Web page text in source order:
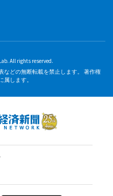
All rights reserved.
などの無断転載を禁止します。 著作権
します。